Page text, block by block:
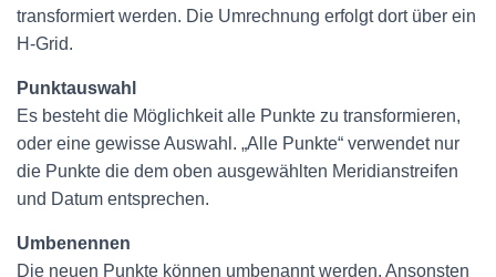
transformiert werden. Die Umrechnung erfolgt dort über ein
H-Grid.
Punktauswahl
Es besteht die Möglichkeit alle Punkte zu transformieren,
oder eine gewisse Auswahl. „Alle Punkte“ verwendet nur
die Punkte die dem oben ausgewählten Meridianstreifen
und Datum entsprechen.
Umbenennen
Die neuen Punkte können umbenannt werden. Ansonsten